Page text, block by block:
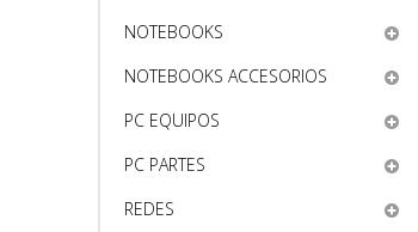
NOTEBOOKS
NOTEBOOKS ACCESORIOS
PC EQUIPOS
PC PARTES
REDES